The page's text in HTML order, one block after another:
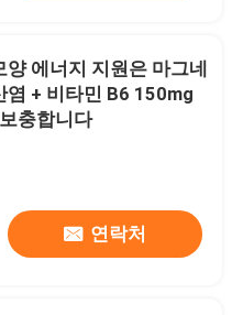
양 에너지 지원은 마그네
염 + 비타민 B6 150mg
충합니다
연락처